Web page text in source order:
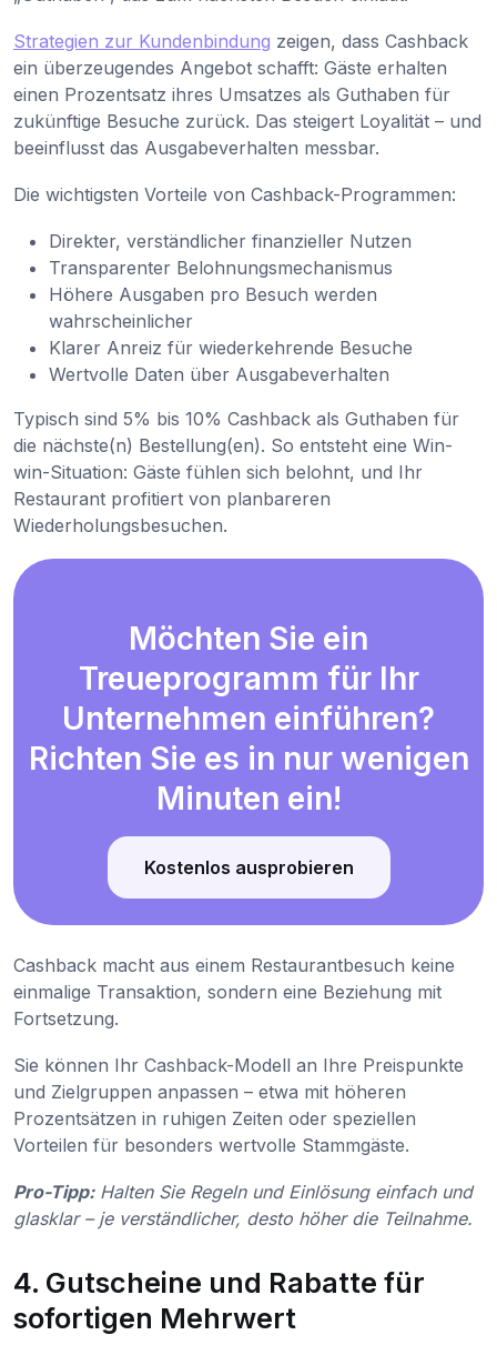
Strategien zur Kundenbindung zeigen, dass Cashback
ein überzeugendes Angebot schafft: Gäste erhalten
einen Prozentsatz ihres Umsatzes als Guthaben für
zukünftige Besuche zurück. Das steigert Loyalität – und
beeinflusst das Ausgabeverhalten messbar.
Die wichtigsten Vorteile von Cashback-Programmen:
Direkter, verständlicher finanzieller Nutzen
Transparenter Belohnungsmechanismus
Höhere Ausgaben pro Besuch werden
wahrscheinlicher
Klarer Anreiz für wiederkehrende Besuche
Wertvolle Daten über Ausgabeverhalten
Typisch sind 5% bis 10% Cashback als Guthaben für
die nächste(n) Bestellung(en). So entsteht eine Win-
win-Situation: Gäste fühlen sich belohnt, und Ihr
Restaurant profitiert von planbareren
Wiederholungsbesuchen.
Möchten Sie ein
Treueprogramm für Ihr
Unternehmen einführen?
Richten Sie es in nur wenigen
Minuten ein!
Kostenlos ausprobieren
Cashback macht aus einem Restaurantbesuch keine
einmalige Transaktion, sondern eine Beziehung mit
Fortsetzung.
Sie können Ihr Cashback-Modell an Ihre Preispunkte
und Zielgruppen anpassen – etwa mit höheren
Prozentsätzen in ruhigen Zeiten oder speziellen
Vorteilen für besonders wertvolle Stammgäste.
Pro-Tipp: Halten Sie Regeln und Einlösung einfach und
glasklar – je verständlicher, desto höher die Teilnahme.
4. Gutscheine und Rabatte für
sofortigen Mehrwert